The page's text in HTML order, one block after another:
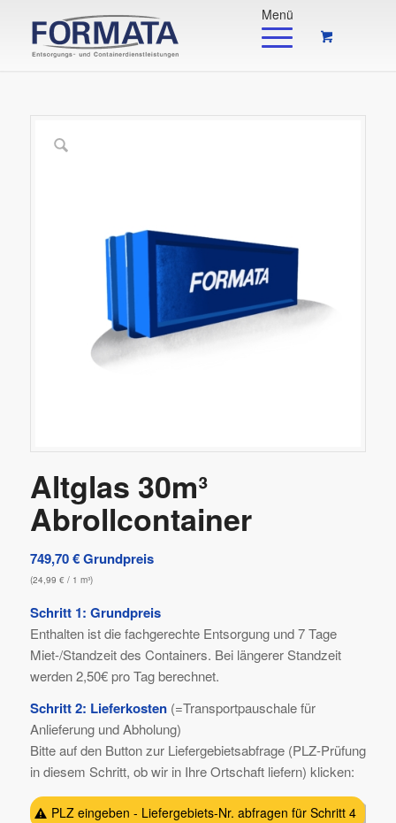
Altglas 30m³
Abrollcontainer
749,70€ Grundpreis
(24,99 €/ 1 m³)
Schritt 1: Grundpreis
Enthalten ist die fachgerechte Entsorgung und 7 Tage
Miet-/Standzeit des Containers. Bei längerer Standzeit
werden 2,50€ pro Tag berechnet.
Schritt 2: Lieferkosten(=Transportpauschale für
Anlieferung und Abholung)
Bitte auf den Button zur Liefergebietsabfrage (PLZ-Prüfung
in diesem Schritt, ob wir in Ihre Ortschaft liefern) klicken:
PLZ eingeben - Liefergebiets-Nr. abfragen für Schritt 4